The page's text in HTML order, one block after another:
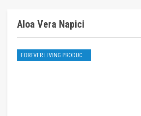
Aloa Vera Napici